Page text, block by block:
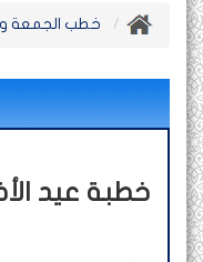
خطب الجمعة
خطبة عيد الأضحى